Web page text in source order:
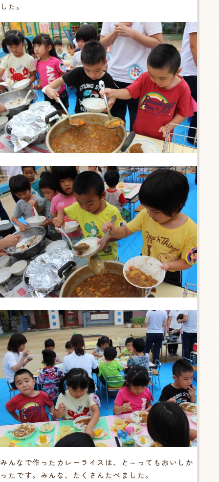
した。
みんなで作ったカレーライスは、と～ってもおいしか
ったです。みんな、たくさんたべました。